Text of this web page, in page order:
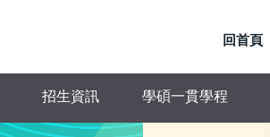
回首頁
招生資訊 學碩一貫學程